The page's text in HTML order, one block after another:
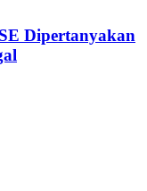
Dipertanyakan